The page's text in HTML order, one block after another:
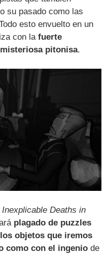
su pasado como las
esto envuelto en un
con lafuerte
pitonisa.
Inexplicable Deaths in
plagado de puzzles
objetos que iremos
como con el ingenio de